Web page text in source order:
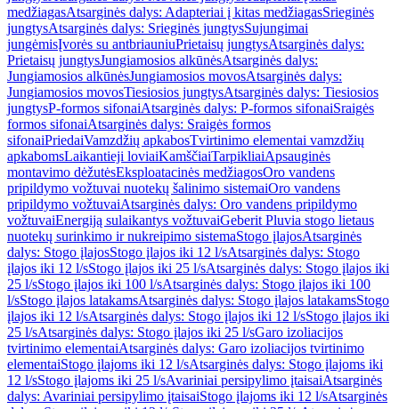
medžiagasAtsarginės dalys: Adapteriai į kitas medžiagasSrieginės
jungtysAtsarginės dalys: Srieginės jungtysSujungimai
jungėmisĮvorės su antbriauniuPrietaisų jungtysAtsarginės dalys:
Prietaisų jungtysJungiamosios alkūnėsAtsarginės dalys:
Jungiamosios alkūnėsJungiamosios movosAtsarginės dalys:
Jungiamosios movosTiesiosios jungtysAtsarginės dalys: Tiesiosios
jungtysP-formos sifonaiAtsarginės dalys: P-formos sifonaiSraigės
formos sifonaiAtsarginės dalys: Sraigės formos
sifonaiPriedaiVamzdžių apkabosTvirtinimo elementai vamzdžių
apkabomsLaikantieji loviaiKamščiaiTarpikliaiApsauginės
montavimo dėžutėsEksploatacinės medžiagosOro vandens
pripildymo vožtuvai nuotekų šalinimo sistemaiOro vandens
pripildymo vožtuvaiAtsarginės dalys: Oro vandens pripildymo
vožtuvaiEnergiją sulaikantys vožtuvaiGeberit Pluvia stogo lietaus
nuotekų surinkimo ir nukreipimo sistemaStogo įlajosAtsarginės
dalys: Stogo įlajosStogo įlajos iki 12 l/sAtsarginės dalys: Stogo
įlajos iki 12 l/sStogo įlajos iki 25 l/sAtsarginės dalys: Stogo įlajos iki
25 l/sStogo įlajos iki 100 l/sAtsarginės dalys: Stogo įlajos iki 100
l/sStogo įlajos latakamsAtsarginės dalys: Stogo įlajos latakamsStogo
įlajos iki 12 l/sAtsarginės dalys: Stogo įlajos iki 12 l/sStogo įlajos iki
25 l/sAtsarginės dalys: Stogo įlajos iki 25 l/sGaro izoliacijos
tvirtinimo elementaiAtsarginės dalys: Garo izoliacijos tvirtinimo
elementaiStogo įlajoms iki 12 l/sAtsarginės dalys: Stogo įlajoms iki
12 l/sStogo įlajoms iki 25 l/sAvariniai persipylimo įtaisaiAtsarginės
dalys: Avariniai persipylimo įtaisaiStogo įlajoms iki 12 l/sAtsarginės